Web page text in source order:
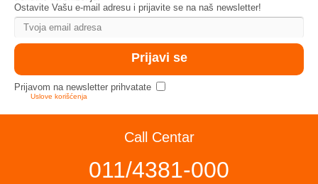
Ostavite Vašu e-mail adresu i prijavite se na naš newsletter!
Prijavom na newsletter prihvatate
Uslove korišćenja
Call Centar
011/4381-000